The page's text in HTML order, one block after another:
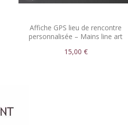
Affiche GPS lieu de rencontre
personnalisée – Mains line art
15,00 €